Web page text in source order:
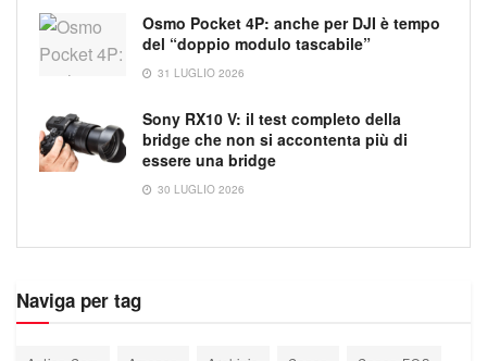
Osmo Pocket 4P: anche per DJI è tempo
del “doppio modulo tascabile”
31 LUGLIO 2026
Sony RX10 V: il test completo della
bridge che non si accontenta più di
essere una bridge
30 LUGLIO 2026
Naviga per tag